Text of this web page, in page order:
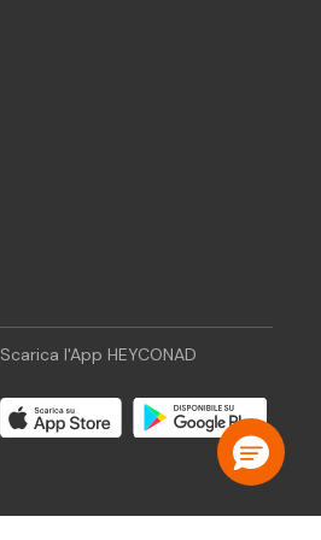
Scarica l'App HEYCONAD